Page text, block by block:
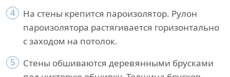
4
На стены крепится пароизолятор. Рулон
пароизолятора растягивается горизонтально
с заходом на потолок.
5
Стены обшиваются деревянными брусками